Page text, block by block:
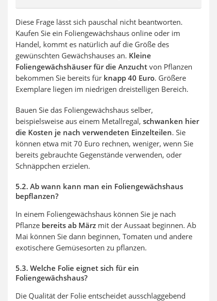
Diese Frage lässt sich pauschal nicht beantworten.
Kaufen Sie ein Foliengewächshaus online oder im
Handel, kommt es natürlich auf die Größe des
gewünschten Gewächshauses an. Kleine
Foliengewächshäuser für die Anzucht von Pflanzen
bekommen Sie bereits für knapp 40 Euro. Größere
Exemplare liegen im niedrigen dreistelligen Bereich.
Bauen Sie das Foliengewächshaus selber,
beispielsweise aus einem Metallregal, schwanken hier
die Kosten je nach verwendeten Einzelteilen. Sie
können etwa mit 70 Euro rechnen, weniger, wenn Sie
bereits gebrauchte Gegenstände verwenden, oder
Schnäppchen erzielen.
5.2. Ab wann kann man ein Foliengewächshaus
bepflanzen?
In einem Foliengewächshaus können Sie je nach
Pflanze bereits ab März mit der Aussaat beginnen. Ab
Mai können Sie dann beginnen, Tomaten und andere
exotischere Gemüsesorten zu pflanzen.
5.3. Welche Folie eignet sich für ein
Foliengewächshaus?
Die Qualität der Folie entscheidet ausschlaggebend